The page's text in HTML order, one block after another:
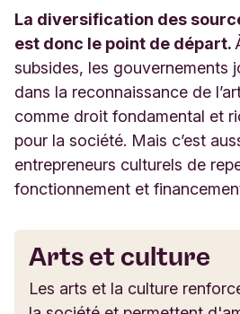
La diversification des
est donc le point de départ.
subsides, les gouvernements
dans la reconnaissance de
comme droit fondamental et
pour la société. Mais c’est
entrepreneurs culturels de
fonctionnement et
Arts et culture
Les arts et la culture